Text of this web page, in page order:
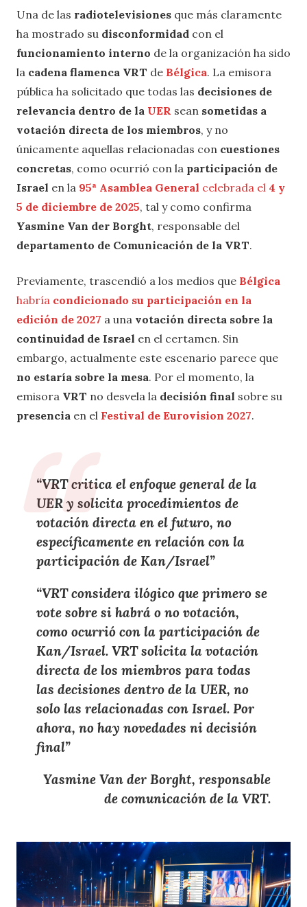
Una de las radiotelevisiones que más claramente
ha mostrado su disconformidad con el
funcionamiento interno de la organización ha sido
la cadena flamenca VRT de Bélgica. La emisora
pública ha solicitado que todas las decisiones de
relevancia dentro de la UER sean sometidas a
votación directa de los miembros, y no
únicamente aquellas relacionadas con cuestiones
concretas, como ocurrió con la participación de
Israel en la 95ª Asamblea General celebrada el 4 y
5 de diciembre de 2025, tal y como confirma
Yasmine Van der Borght, responsable del
departamento de Comunicación de la VRT.
Previamente, trascendió a los medios que Bélgica
habría condicionado su participación en la
edición de 2027 a una votación directa sobre la
continuidad de Israel en el certamen. Sin
embargo, actualmente este escenario parece que
no estaría sobre la mesa. Por el momento, la
emisora VRT no desvela la decisión final sobre su
presencia en el Festival de Eurovision 2027.
“VRT critica el enfoque general de la
UERy solicita procedimientos de
votación directaen el futuro, no
específicamente en relación con la
participación de Kan/Israel”
“VRT considera ilógico que primero se
vote sobre si habrá o no votación,
como ocurrió con la participación de
Kan/Israel. VRT solicita la votación
directa de los miembros para todas
las decisiones dentro de la UER, no
solo las relacionadas con Israel. Por
ahora, no hay novedades ni decisión
final”
Yasmine Van der Borght,responsable
de comunicación de la VRT.